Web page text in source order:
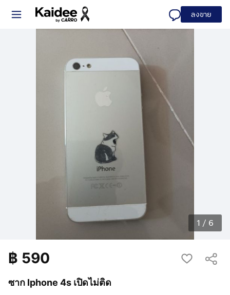
ลงขาย
1 / 6
ซาก Iphone 4s เปิดไม่ติด
฿ 590